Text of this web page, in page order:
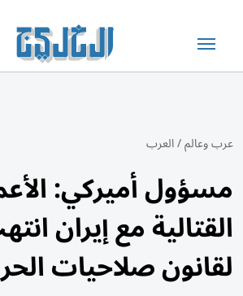
عرب وعالم/العرب
مسؤول أميركي:
القتالية مع إيران
لقانون صلاحيات